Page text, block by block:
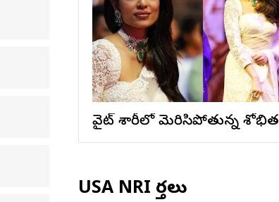
వైట్ శారీలో మెరిసిపోతున్న శోభిత
USA NRI వార్తలు